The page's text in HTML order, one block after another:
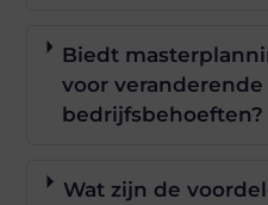
Biedt
voor veranderende
bedrijfsbehoeften?
Wat zijn de